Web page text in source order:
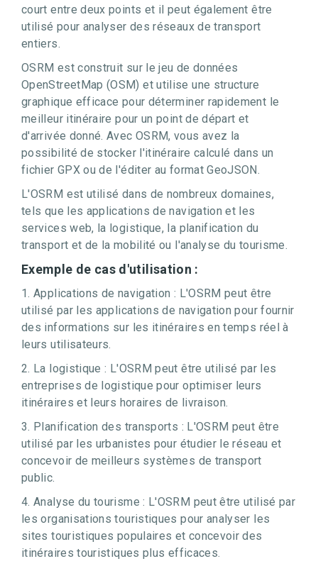
court entre deux points et il peut également être
utilisé pour analyser des réseaux de transport
entiers.
OSRM est construit sur le jeu de données
OpenStreetMap (OSM) et utilise une structure
graphique efficace pour déterminer rapidement le
meilleur itinéraire pour un point de départ et
d'arrivée donné. Avec OSRM, vous avez la
possibilité de stocker l'itinéraire calculé dans un
fichier GPX ou de l'éditer au format GeoJSON.
L'OSRM est utilisé dans de nombreux domaines,
tels que les applications de navigation et les
services web, la logistique, la planification du
transport et de la mobilité ou l'analyse du tourisme.
Exemple de cas d'utilisation :
1. Applications de navigation : L'OSRM peut être
utilisé par les applications de navigation pour fournir
des informations sur les itinéraires en temps réel à
leurs utilisateurs.
2. La logistique : L'OSRM peut être utilisé par les
entreprises de logistique pour optimiser leurs
itinéraires et leurs horaires de livraison.
3. Planification des transports : L'OSRM peut être
utilisé par les urbanistes pour étudier le réseau et
concevoir de meilleurs systèmes de transport
public.
4. Analyse du tourisme : L'OSRM peut être utilisé par
les organisations touristiques pour analyser les
sites touristiques populaires et concevoir des
itinéraires touristiques plus efficaces.